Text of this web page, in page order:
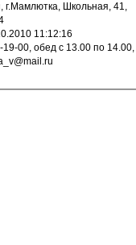
г.Мамлютка, Школьная, 41,
регистрации: 16.10.2010 11:12:16